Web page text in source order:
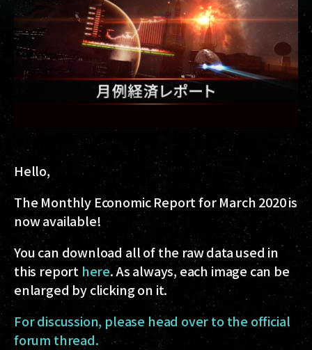
Hello,
The Monthly Economic Report for March 2020 is
now available!
You can download all of the raw data used in
this report here. As always, each image can be
enlarged by clicking on it.
For discussion, please head over to the official
forum thread.